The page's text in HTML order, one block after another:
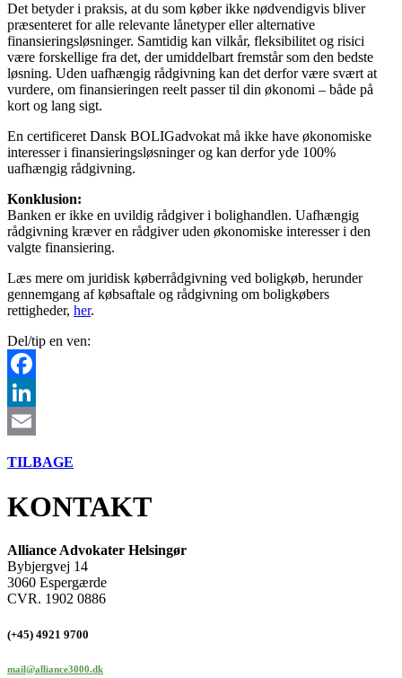
Det betyder i praksis, at du som køber ikke nødvendigvis bliver
præsenteret for alle relevante lånetyper eller alternative
finansieringsløsninger. Samtidig kan vilkår, fleksibilitet og risici
være forskellige fra det, der umiddelbart fremstår som den bedste
løsning. Uden uafhængig rådgivning kan det derfor være svært at
vurdere, om finansieringen reelt passer til din økonomi – både på
kort og lang sigt.
En certificeret Dansk BOLIGadvokat må ikke have økonomiske
interesser i finansieringsløsninger og kan derfor yde 100%
uafhængig rådgivning.
Konklusion:
Banken er ikke en uvildig rådgiver i bolighandlen. Uafhængig
rådgivning kræver en rådgiver uden økonomiske interesser i den
valgte finansiering.
Læs mere om juridisk køberrådgivning ved boligkøb, herunder
gennemgang af købsaftale og rådgivning om boligkøbers
rettigheder, her.
Del/tip en ven:
Facebook
LinkedIn
TILBAGE
KONTAKT
Alliance Advokater Helsingør
Bybjergvej 14
3060 Espergærde
CVR. 1902 0886
(+45) 4921 9700
mail@alliance3000.dk